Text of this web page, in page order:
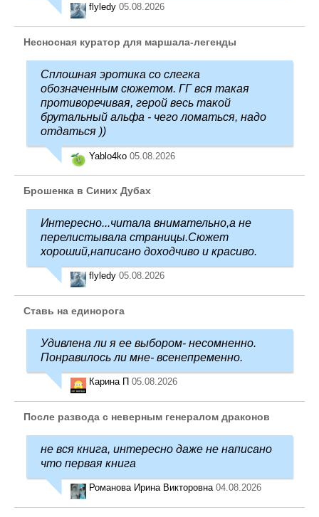
flyledy 05.08.2026
Несносная куратор для маршала-легенды
Сплошная эротика со слегка
обозначенным сюжетом. ГГ вся такая
противоречивая, герой весь такой
брутальный альфа - чего ломаться, надо
отдаться ))
Yablo4ko 05.08.2026
Брошенка в Синих Дубах
Интересно...читала внимательно,а не
перелистывала страницы.Сюжет
хороший,написано доходчиво и красиво.
flyledy 05.08.2026
Ставь на единорога
Удивлена ли я ее выбором- несомненно.
Понравилось ли мне- всенепременно.
Карина П 05.08.2026
После развода с неверным генералом драконов
не вся книга, интересно даже не написано
что первая книга
Романова Ирина Викторовна 04.08.2026